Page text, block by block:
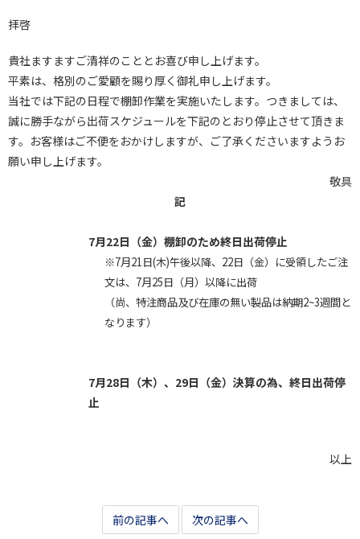
拝啓
貴社ますますご清祥のこととお喜び申し上げます。
平素は、格別のご愛顧を賜り厚く御礼申し上げます。
当社では下記の日程で棚卸作業を実施いたします。つきましては、
誠に勝手ながら出荷スケジュールを下記のとおり停止させて頂きま
す。お客様はご不便をおかけしますが、ご了承くださいますようお
願い申し上げます。
敬具
記
7月22日（金）棚卸のため終日出荷停止
※7月21日(木)午後以降、22日（金）に受領したご注
文は、7月25日（月）以降に出荷
（尚、特注商品及び在庫の無い製品は納期2~3週間と
なります）
7月28日（木）、29日（金）決算の為、終日出荷停
止
以上
前の記事へ 次の記事へ